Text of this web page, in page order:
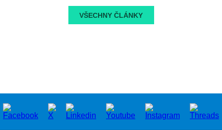
VŠECHNY ČLÁNKY